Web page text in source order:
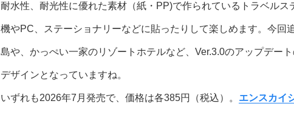
耐水性、耐光性に優れた素材（紙・PP)で作られているトラベルス
機やPC、ステーショナリーなどに貼ったりして楽しめます。今回
島や、かっぺい一家のリゾートホテルなど、Ver.3.0のアップデー
デザインとなっていますね。
いずれも2026年7月発売で、価格は各385円（税込）。 エンスカイ